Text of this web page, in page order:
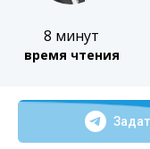
8 минут
время чтения